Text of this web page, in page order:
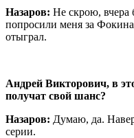
Назаров: Не скрою, вчера
попросили меня за
отыграл.
Андрей Викторович, в
получат свой шанс?
Назаров: Думаю, да.
серии.